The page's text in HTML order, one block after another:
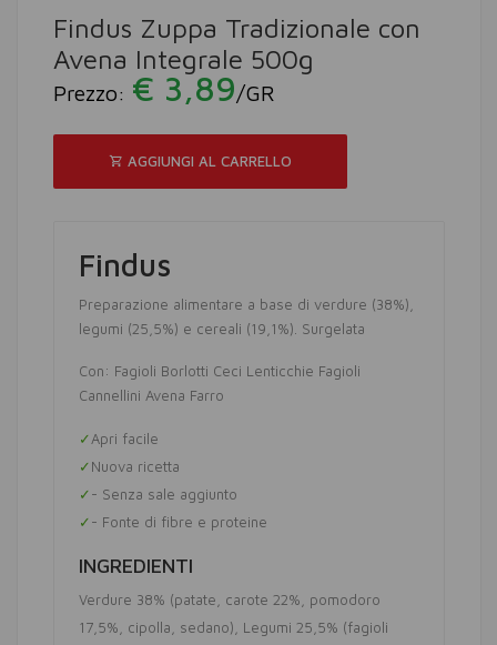
Findus Zuppa Tradizionale con
Avena Integrale 500g
Prezzo: € 3,89/GR
AGGIUNGI AL CARRELLO
Findus
Preparazione alimentare a base di verdure (38%),
legumi (25,5%) e cereali (19,1%). Surgelata
Con: Fagioli Borlotti Ceci Lenticchie Fagioli
Cannellini Avena Farro
Apri facile
Nuova ricetta
- Senza sale aggiunto
- Fonte di fibre e proteine
INGREDIENTI
Verdure 38% (patate, carote 22%, pomodoro
17,5%, cipolla, sedano)
Legumi 25,5% (fagioli